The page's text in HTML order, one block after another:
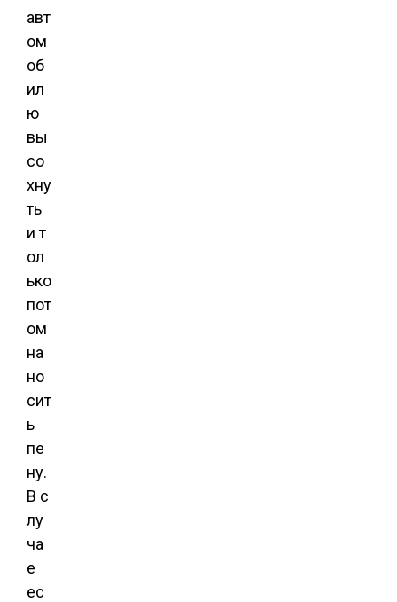
авт
ом
об
ил
ю
вы
со
хну
ть
и т
ол
ько
пот
ом
на
но
сит
ь
пе
ну.
В с
лу
ча
е
ес